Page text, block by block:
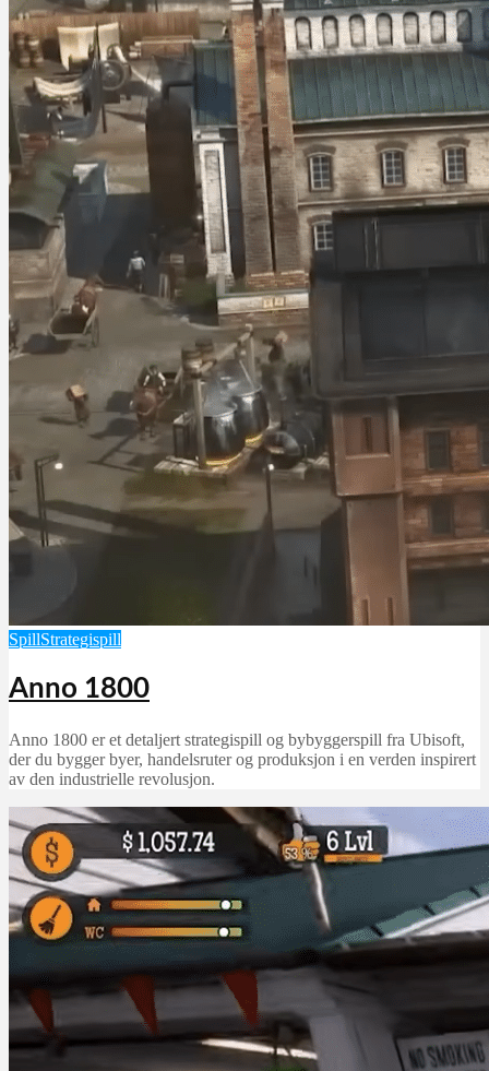
SpillStrategispill
Anno 1800
Anno 1800 er et detaljert strategispill og bybyggerspill fra Ubisoft,
der du bygger byer, handelsruter og produksjon i en verden inspirert
av den industrielle revolusjon.